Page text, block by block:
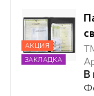
В
АКЦИЯ
ЗАКЛАДКА